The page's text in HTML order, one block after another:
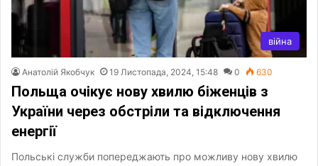
війна
Анатолій Якобчук 19 Листопада, 2024, 15:48 0 630
Польща очікує нову хвилю біженців з
України через обстріли та відключення
енергії
Польські служби попереджають про можливу нову хвилю